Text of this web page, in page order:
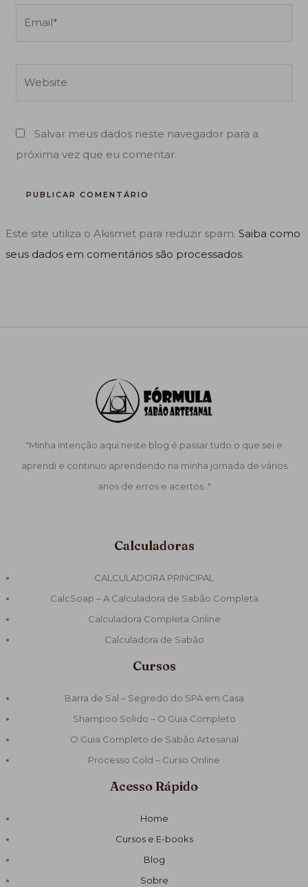
Salvar meus dados neste navegador para a
próxima vez que eu comentar.
Este site utiliza o Akismet para reduzir spam.Saiba como
seus dados em comentários são processados.
"Minha intenção aqui neste blog é passar tudo o que sei e
aprendi e continuo aprendendo na minha jornada de vários
anos de erros e acertos. "
Calculadoras
CALCULADORA PRINCIPAL
CalcSoap – A Calculadora de Sabão Completa
Calculadora Completa Online
Calculadora de Sabão
Cursos
Barra de Sal – Segredo do SPA em Casa
Shampoo Solido – O Guia Completo
O Guia Completo de Sabão Artesanal
Processo Cold – Curso Online
Acesso Rápido
Home
Cursos e E-books
Blog
Sobre